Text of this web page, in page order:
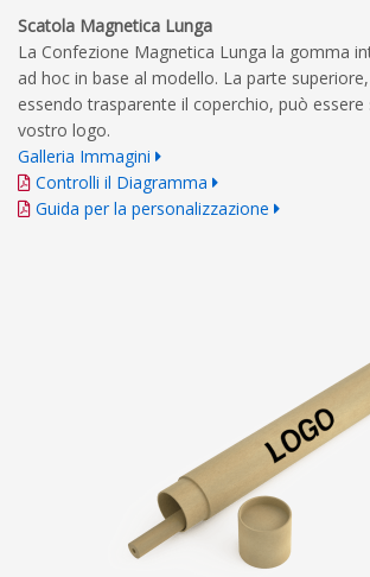
Scatola Magnetica Lunga
La Confezione Magnetica Lunga la gomma
ad hoc in base al modello. La parte
essendo trasparente il coperchio, può
vostro logo.
Galleria Immagini
Controlli il Diagramma
Guida per la personalizzazione